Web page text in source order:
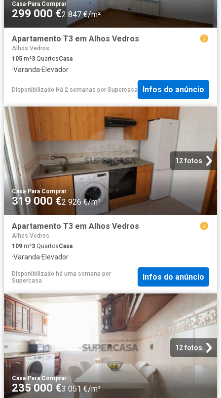
Casa· Para Comprar
299 000 €2 847 €/m²
Apartamento T3 em Alhos Vedros
Alhos Vedros
105 m²3 QuartosCasa
·Varanda·Elevador
Disponibilizado Há 2 semanas por Supercasa Infos do anúncio
12 fotos
Casa·Para Comprar
319 000 €2 926 €/m²
Apartamento T3 em Alhos Vedros
Alhos Vedros
109 m²3 QuartosCasa
·Varanda·Elevador
Disponibilizado há uma semana por
Supercasa
Infos do anúncio
12 fotos
Casa·Para Comprar
235 000 €3 051 €/m²